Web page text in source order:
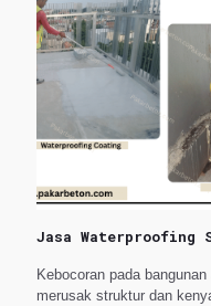
Jasa Waterproofing
Kebocoran pada
merusak struktur dan